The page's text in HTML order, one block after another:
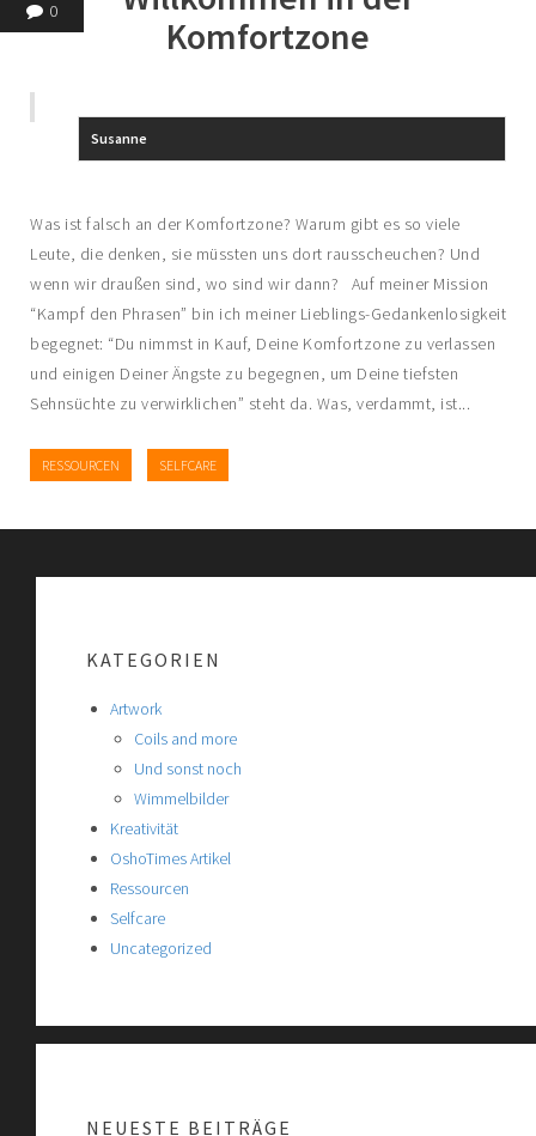
0
Komfortzone
Susanne
Was ist falsch an der Komfortzone? Warum gibt es so viele
Leute, die denken, sie müssten uns dort rausscheuchen? Und
wenn wir draußen sind, wo sind wir dann? Auf meiner Mission
“Kampf den Phrasen” bin ich meiner Lieblings-Gedankenlosigkeit
begegnet: “Du nimmst in Kauf, Deine Komfortzone zu verlassen
und einigen Deiner Ängste zu begegnen, um Deine tiefsten
Sehnsüchte zu verwirklichen” steht da. Was, verdammt, ist...
RESSOURCEN SELFCARE
KATEGORIEN
Artwork
Coils and more
Und sonst noch
Wimmelbilder
Kreativität
OshoTimes Artikel
Ressourcen
Selfcare
Uncategorized
NEUESTE BEITRÄGE